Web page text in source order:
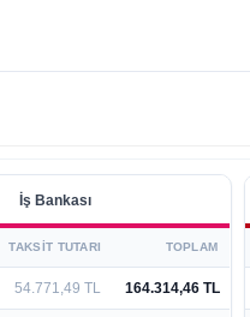
İş Bankası
TAKSIT TUTARI TOPLAM
54.771,49 TL 164.314,46 TL